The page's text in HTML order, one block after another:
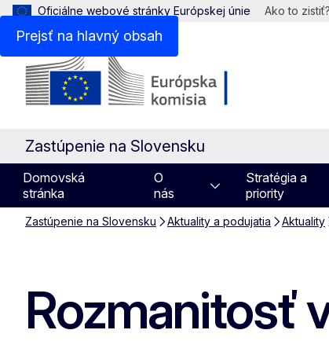
Prejsť na hlavný obsah
Oficiálne webové stránky Európskej únie Ako to zistiť?
Zastúpenie na Slovensku
Domovská
stránka
O
nás
Stratégia a
priority
Zastúpenie na Slovensku Aktuality a podujatia Aktuality
Rozmanitosť